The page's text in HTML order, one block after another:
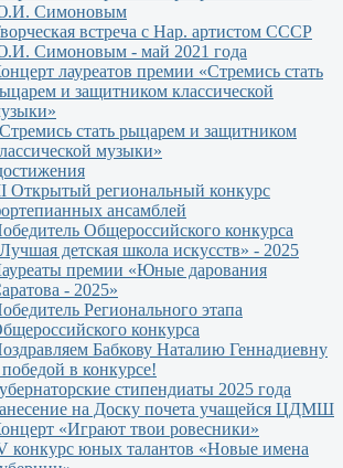
Симоновым
встреча с Нар. артистом СССР
Симоновым - май 2021 года
лауреатов премии «Стремись стать
и защитником классической
стать рыцарем и защитником
музыки»
Открытый региональный конкурс
ансамблей
Общероссийского конкурса
детская школа искусств» - 2025
премии «Юные дарования
- 2025»
Регионального этапа
конкурса
Бабкову Наталию Геннадиевну
победой в конкурсе!
стипендиаты 2025 года
на Доску почета учащейся ЦДМШ
«Играют твои ровесники»
конкурс юных талантов «Новые имена